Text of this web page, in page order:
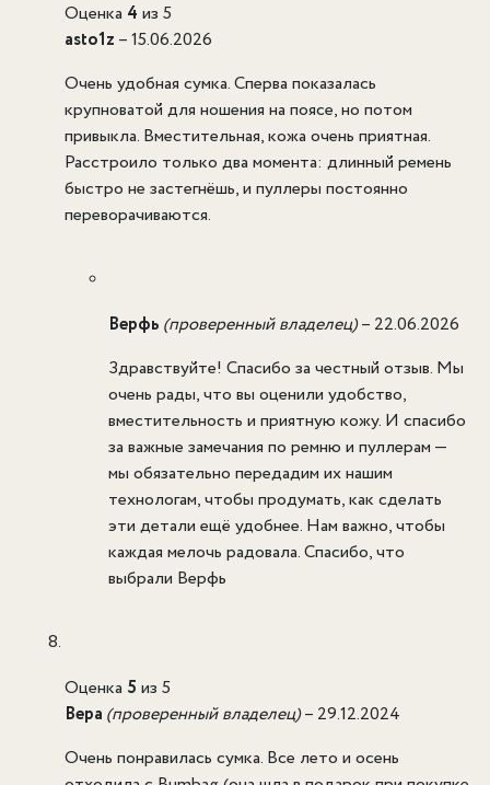
Оценка 4 из 5
asto1z –15.06.2026
Очень удобная сумка. Сперва показалась
крупноватой для ношения на поясе, но потом
привыкла. Вместительная, кожа очень приятная.
Расстроило только два момента: длинный ремень
быстро не застегнёшь, и пуллеры постоянно
переворачиваются.
Верфь (проверенный владелец)– 22.06.2026
Здравствуйте! Спасибо за честный отзыв. Мы
очень рады, что вы оценили удобство,
вместительность и приятную кожу. И спасибо
за важные замечания по ремню и пуллерам —
мы обязательно передадим их нашим
технологам, чтобы продумать, как сделать
эти детали ещё удобнее. Нам важно, чтобы
каждая мелочь радовала. Спасибо, что
выбрали Верфь
Оценка 5 из 5
Вера (проверенный владелец)– 29.12.2024
Очень понравилась сумка. Все лето и осень